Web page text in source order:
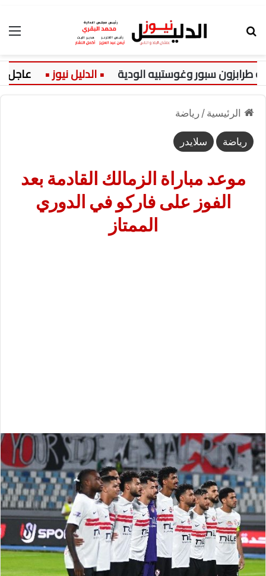
سبور وغوستبيه الودية عاجل:
الرئيسية / رياضة
رياضة سلايدر
موعد مباراة الزمالك القادمة بعد
الفوز على فاركو في الدوري
الممتاز